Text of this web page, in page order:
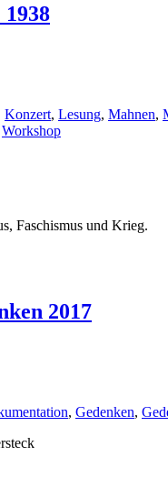
Konzert, Lesung, Mahnen,
Workshop
Faschismus und Krieg.
2017
, Gedenken,